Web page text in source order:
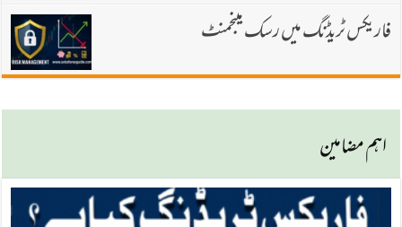
فاریکس ٹریڈنگ میں رسک مینجمنٹ
اہم مضامین
Free Open Trading Signals